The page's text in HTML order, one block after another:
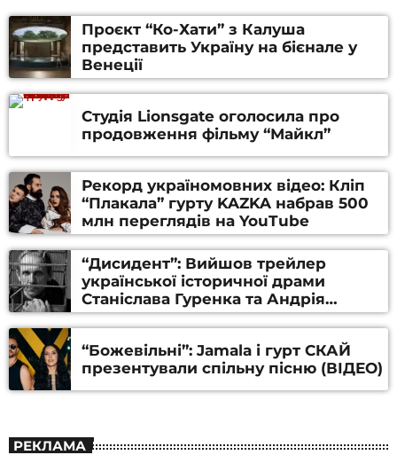
Проєкт “Ко-Хати” з Калуша
представить Україну на бієнале у
Венеції
Студія Lionsgate оголосила про
продовження фільму “Майкл”
Рекорд україномовних відео: Кліп
“Плакала” гурту KAZKA набрав 500
млн переглядів на YouTube
“Дисидент”: Вийшов трейлер
української історичної драми
Станіслава Гуренка та Андрія
Алфьорова (ВІДЕО)
“Божевільні”: Jamala і гурт СКАЙ
презентували спільну пісню (ВІДЕО)
РЕКЛАМА